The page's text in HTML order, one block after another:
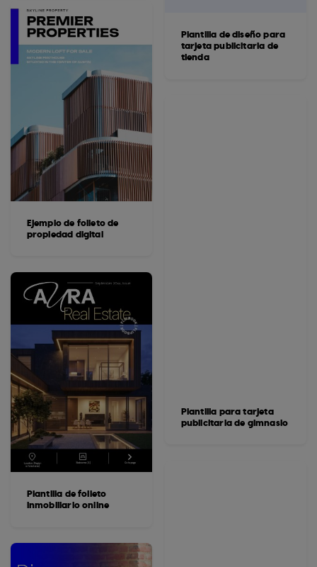
Ejemplo de folleto de
propiedad digital
Plantilla de folleto
inmobiliario online
Plantilla de diseño para
tarjeta publicitaria de
tienda
Plantilla para tarjeta
publicitaria de gimnasio